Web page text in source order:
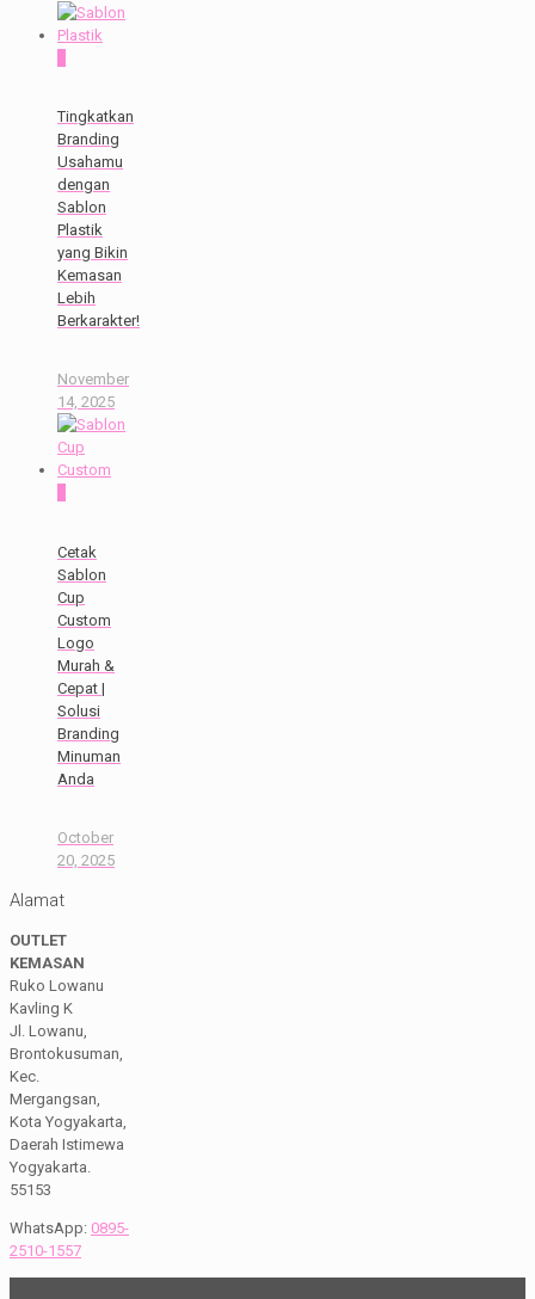
Tingkatkan
Branding
Usahamu
dengan
Sablon
Plastik
yang Bikin
Kemasan
Lebih
Berkarakter!
November
14, 2025
Cetak
Sablon
Cup
Custom
Logo
Murah &
Cepat |
Solusi
Branding
Minuman
Anda
October
20, 2025
Alamat
OUTLET
KEMASAN
Ruko Lowanu
Kavling K
Jl. Lowanu,
Brontokusuman,
Kec.
Mergangsan,
Kota Yogyakarta,
Daerah Istimewa
Yogyakarta.
55153
WhatsApp: 0895-
2510-1557